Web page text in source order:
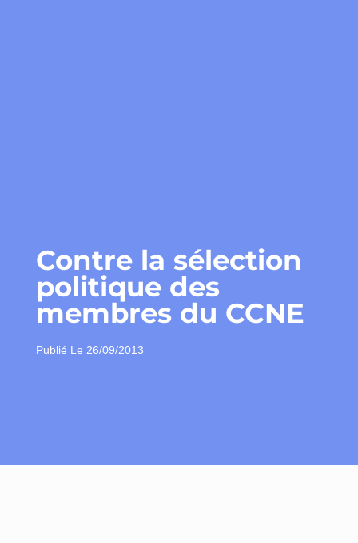
Contre la sélection
politique des
membres du CCNE
Publié Le 26/09/2013